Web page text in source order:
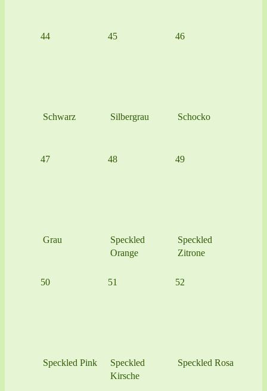
44
Schwarz
45
Silbergrau
46
Schocko
47
Grau
48
Speckled
Orange
49
Speckled
Zitrone
50
Speckled Pink
51
Speckled
Kirsche
52
Speckled Rosa